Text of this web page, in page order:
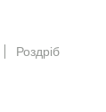
Роздріб